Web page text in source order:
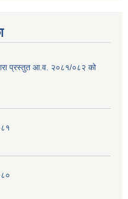
प्रस्तुत आ.व. २०८१/०८२ को